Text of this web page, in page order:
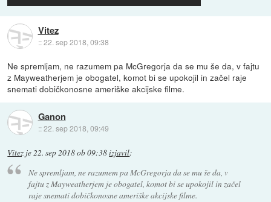
Vitez
::22. sep 2018, 09:38
Ne spremljam, ne razumem pa McGregorja da se mu še da, v fajtu
z Mayweatherjem je obogatel, komot bi se upokojil in začel raje
snemati dobičkonosne ameriške akcijske filme.
Ganon
::22. sep 2018, 09:49
Vitez je 22. sep 2018 ob 09:38izjavil:
Ne spremljam, ne razumem pa McGregorja da se mu še da, v
fajtu z Mayweatherjem je obogatel, komot bi se upokojil in začel
raje snemati dobičkonosne ameriške akcijske filme.